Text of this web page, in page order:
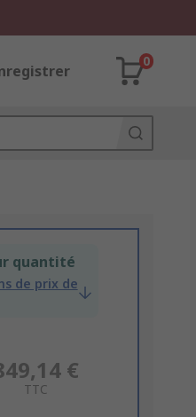
0
quantité
de prix de
€
TTC